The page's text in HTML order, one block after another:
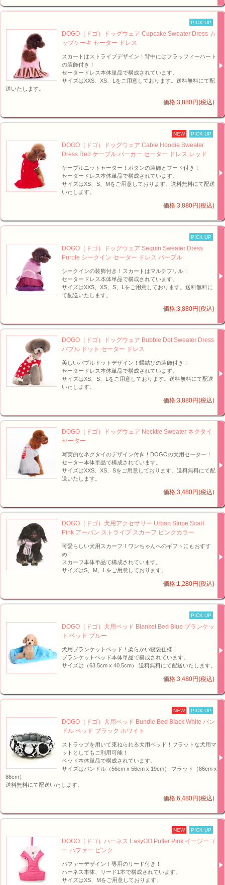
PICK UP
DOGO（ドゴ）ドッグウェア Cupcake Sweater Dress カ
ップケーキ セーター ドレス
スカートはストライプデザイン！背中にはフラッフィーハート
の装飾付き！
セータードレス本体単品で構成されています。
サイズはXXS、XS、Lをご用意しております。送料無料にて配
送いたします。
価格:3,880円(税込)
NEW PICK UP
DOGO（ドゴ）ドッグウェア Cable Hoodie Sweater
Dress Red ケーブル パーカー セーター ドレス レッド
ケーブルニットセーター！ボタンの装飾とフード付き！
セータードレス本体単品で構成されています。
サイズはXS、S、Mをご用意しております。送料無料にて配送
いたします。
価格:3,880円(税込)
PICK UP
DOGO（ドゴ）ドッグウェア Sequin Sweater Dress
Purple シークイン セーター ドレス パープル
シークインの装飾付き！スカートはマルチフリル！
セータードレス本体単品で構成されています。
サイズはXXS、XS、S、Lをご用意しております。送料無料に
て配送いたします。
価格:3,880円(税込)
DOGO（ドゴ）ドッグウェア Bubble Dot Sweater Dress
バブル ドット セーター ドレス
美しいバブルドットデザイン！蝶結びの装飾付き！
セータードレス本体単品で構成されています。
サイズはXS、S、Lをご用意しております。送料無料にて配送
いたします。
価格:3,880円(税込)
DOGO（ドゴ）ドッグウェア Necktie Sweater ネクタイ
セーター
写実的なネクタイのデザイン付き！DOGOの犬用セーター！
セーター本体単品で構成されています。
サイズはXXS、XS、Sをご用意しております。送料無料にて配
送いたします。
価格:3,480円(税込)
DOGO（ドゴ）犬用アクセサリー Urban Stripe Scarf
Pink アーバン ストライプ スカーフ ピンクカラー
可愛らしい犬用スカーフ！ワンちゃんへのギフトにもおすす
め！
スカーフ本体単品で構成されています。
サイズはS、M、Lをご用意しております。
価格:1,280円(税込)
PICK UP
DOGO（ドゴ）犬用ベッド Blanket Bed Blue ブランケッ
ト ベッド ブルー
犬用ブランケットベッド！柔らかい寝袋仕様！
ブランケットベッド本体単品で構成されています。
サイズは（63.5cm x 40.5cm） 送料無料にて配送いたします。
価格:3,480円(税込)
NEW PICK UP
DOGO（ドゴ）犬用ベッド Bundle Bed Black White バン
ドル ベッド ブラック ホワイト
ストラップを用いて束ねられる犬用ベッド！フラットな犬用マ
ットとしてもご利用可能！
ベッド本体単品で構成されています。
サイズはバンドル（56cm x 56cm x 19cm） フラット（86cm x
86cm）
送料無料にて配送いたします。
価格:6,480円(税込)
NEW PICK UP
DOGO（ドゴ）ハーネス EasyGO Puffer Pink イージーゴ
ー パファー ピンク
パファーデザイン！専用のリード付き！
ハーネス本体、リード1本で構成されています。
サイズはXS、Mをご用意しております。